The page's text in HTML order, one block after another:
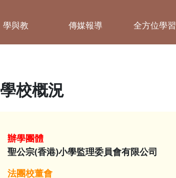
學與教 傳媒報導 全方位學習
學校概況
辦學團體
聖公宗(香港)小學監理委員會有限公司
法團校董會